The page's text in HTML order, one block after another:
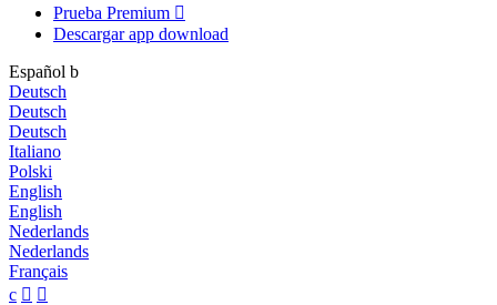
Prueba Premium 
Descargar app download
Español b
Deutsch
Deutsch
Deutsch
Italiano
Polski
English
English
Nederlands
Nederlands
Français
c  